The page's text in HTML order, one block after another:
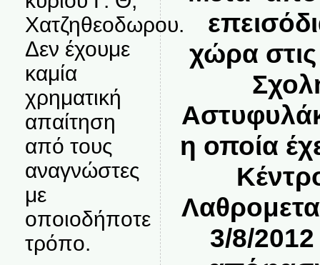
Χατζηθεοδωρου.
Δεν έχουμε
καμία
χρηματική
απαίτηση
από τους
αναγνώστες
με
οποιοδήποτε
τρόπο.
χώρα
η οποία
3/8/